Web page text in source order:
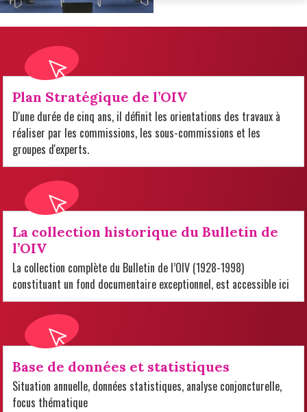
Plan Stratégique de l’OIV
D'une durée de cinq ans, il définit les orientations des travaux à
réaliser par les commissions, les sous-commissions et les
groupes d'experts.
La collection historique du Bulletin de
l’OIV
La collection complète du Bulletin de l’OIV (1928-1998)
constituant un fond documentaire exceptionnel, est accessible ici
Base de données et statistiques
Situation annuelle, données statistiques, analyse conjoncturelle,
focus thématique